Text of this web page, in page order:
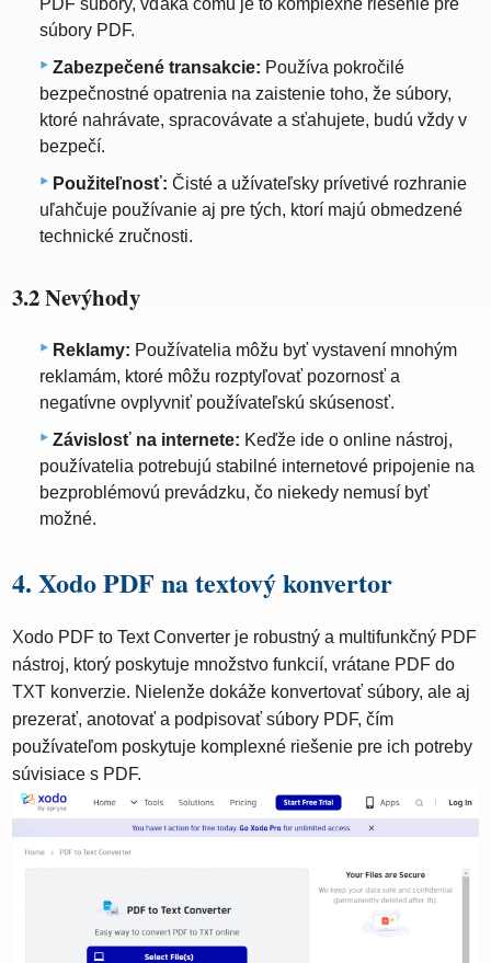
PDF súbory, vďaka čomu je to komplexné riešenie pre
súbory PDF.
Zabezpečené transakcie: Používa pokročilé
bezpečnostné opatrenia na zaistenie toho, že súbory,
ktoré nahrávate, spracovávate a sťahujete, budú vždy v
bezpečí.
Použiteľnosť: Čisté a užívateľsky prívetivé rozhranie
uľahčuje používanie aj pre tých, ktorí majú obmedzené
technické zručnosti.
3.2 Nevýhody
Reklamy: Používatelia môžu byť vystavení mnohým
reklamám, ktoré môžu rozptyľovať pozornosť a
negatívne ovplyvniť používateľskú skúsenosť.
Závislosť na internete: Keďže ide o online nástroj,
používatelia potrebujú stabilné internetové pripojenie na
bezproblémovú prevádzku, čo niekedy nemusí byť
možné.
4. Xodo PDF na textový konvertor
Xodo PDF to Text Converter je robustný a multifunkčný PDF
nástroj, ktorý poskytuje množstvo funkcií, vrátane PDF do
TXT konverzie. Nielenže dokáže konvertovať súbory, ale aj
prezerať, anotovať a podpisovať súbory PDF, čím
používateľom poskytuje komplexné riešenie pre ich potreby
súvisiace s PDF.